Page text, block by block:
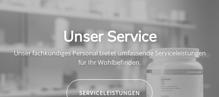
Unser Service
Unser fachkundiges Personal bietet umfassende Serviceleistungen
für Ihr Wohlbefinden.
SERVICELEISTUNGEN